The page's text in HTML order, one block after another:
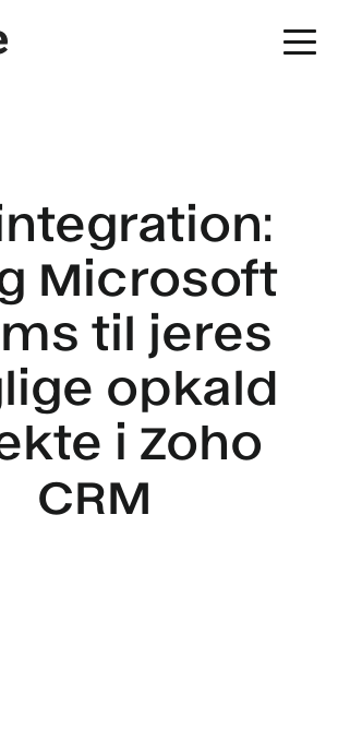
Microsoft
til jeres
opkald
i Zoho
CRM